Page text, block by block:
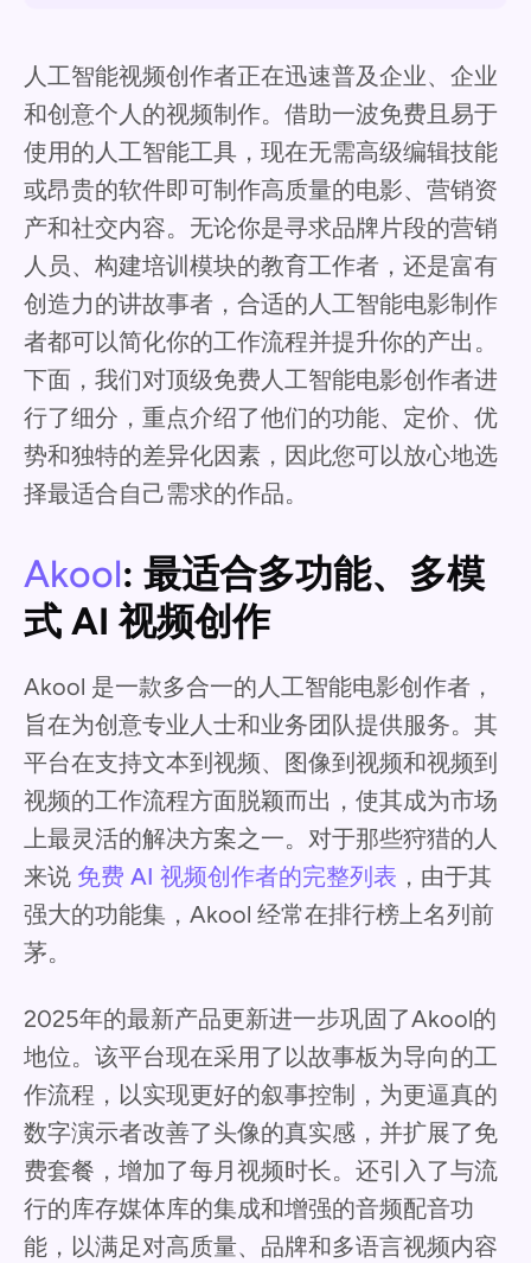
人工智能视频创作者正在迅速普及企业、企业
和创意个人的视频制作。借助一波免费且易于
使用的人工智能工具，现在无需高级编辑技能
或昂贵的软件即可制作高质量的电影、营销资
产和社交内容。无论你是寻求品牌片段的营销
人员、构建培训模块的教育工作者，还是富有
创造力的讲故事者，合适的人工智能电影制作
者都可以简化你的工作流程并提升你的产出。
下面，我们对顶级免费人工智能电影创作者进
行了细分，重点介绍了他们的功能、定价、优
势和独特的差异化因素，因此您可以放心地选
择最适合自己需求的作品。
Akool: 最适合多功能、多模
式 AI 视频创作
Akool 是一款多合一的人工智能电影创作者，
旨在为创意专业人士和业务团队提供服务。其
平台在支持文本到视频、图像到视频和视频到
视频的工作流程方面脱颖而出，使其成为市场
上最灵活的解决方案之一。对于那些狩猎的人
来说 免费 AI 视频创作者的完整列表 ，由于其
强大的功能集，Akool 经常在排行榜上名列前
茅。
2025年的最新产品更新进一步巩固了Akool的
地位。该平台现在采用了以故事板为导向的工
作流程，以实现更好的叙事控制，为更逼真的
数字演示者改善了头像的真实感，并扩展了免
费套餐，增加了每月视频时长。还引入了与流
行的库存媒体库的集成和增强的音频配音功
能，以满足对高质量、品牌和多语言视频内容